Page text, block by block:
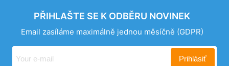
PŘIHLAŠTE SE K ODBĚRU NOVINEK
Email zasíláme maximálně jednou měsíčně (GDPR)
Prihlásiť